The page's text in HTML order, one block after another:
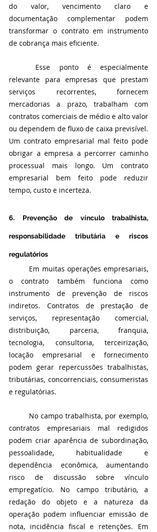
do valor, vencimento claro e
documentação complementar podem
transformar o contrato em instrumento
de cobrança mais eficiente.
relevante para empresas que prestam
serviços recorrentes, fornecem
mercadorias a prazo, trabalham com
contratos comerciais de médio e alto valor
ou dependem de fluxo de caixa previsível.
Um contrato empresarial mal feito pode
obrigar a empresa a percorrer caminho
processual mais longo. Um contrato
empresarial bem feito pode reduzir
tempo, custo e incerteza.
6. Prevenção de vínculo trabalhista,
responsabilidade tributária e riscos
regulatórios
o contrato também funciona como
instrumento de prevenção de riscos
indiretos. Contratos de prestação de
serviços, representação comercial,
distribuição, parceria, franquia,
tecnologia, consultoria, terceirização,
locação empresarial e fornecimento
podem gerar repercussões trabalhistas,
tributárias, concorrenciais, consumeristas
e regulatórias.
contratos empresariais mal redigidos
podem criar aparência de subordinação,
pessoalidade, habitualidade e
dependência econômica, aumentando
risco de discussão sobre vínculo
empregatício. No campo tributário, a
redação do objeto e a natureza da
operação podem influenciar emissão de
nota, incidência fiscal e retenções. Em